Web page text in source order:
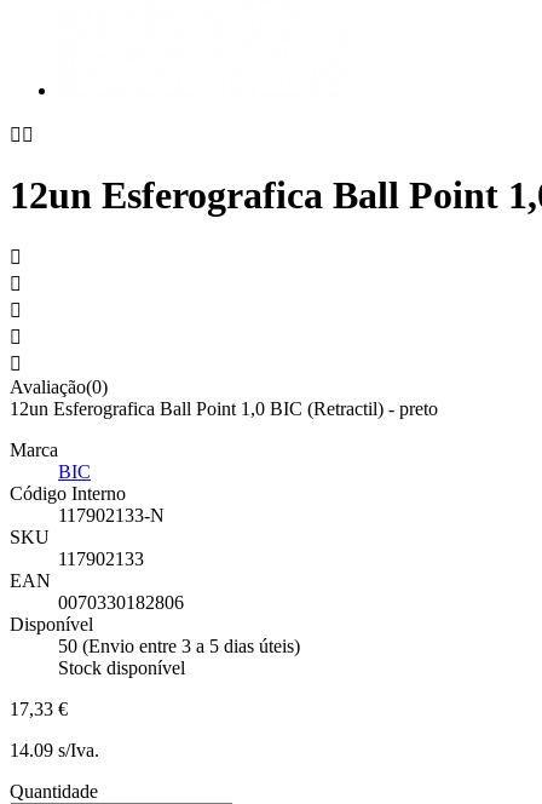
 
12un Esferografica Ball Point





Avaliação(0)
12un Esferografica Ball Point 1,0 BIC (Retractil) - preto
Marca
BIC
Código Interno
117902133-N
SKU
117902133
EAN
0070330182806
Disponível
50 (Envio entre 3 a 5 dias úteis)
Stock disponível
17,33 €
14.09 s/Iva.
Quantidade